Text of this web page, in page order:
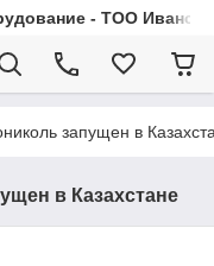
- ТОО
запущен в
в Казахстане